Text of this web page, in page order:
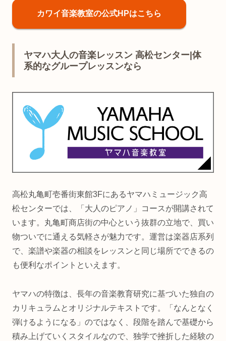
カワイ音楽教室の公式HPはこちら
ヤマハ大人の音楽レッスン 高松センター|体
系的なグループレッスンなら
高松丸亀町壱番街東館3Fにあるヤマハミュージック高
松センターでは、「大人のピアノ」コースが開講されて
います。丸亀町商店街の中心という抜群の立地で、買い
物ついでに通える気軽さが魅力です。運営は楽器店系列
で、楽譜や楽器の相談をレッスンと同じ場所でできるの
も便利なポイントといえます。
ヤマハの特徴は、長年の音楽教育研究に基づいた独自の
カリキュラムとオリジナルテキストです。「なんとなく
弾けるようになる」のではなく、段階を踏んで基礎から
積み上げていくスタイルなので、独学で挫折した経験の